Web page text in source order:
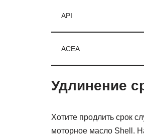
API
ACEA
Удлинение
Хотите продлить срок
моторное масло Shell.